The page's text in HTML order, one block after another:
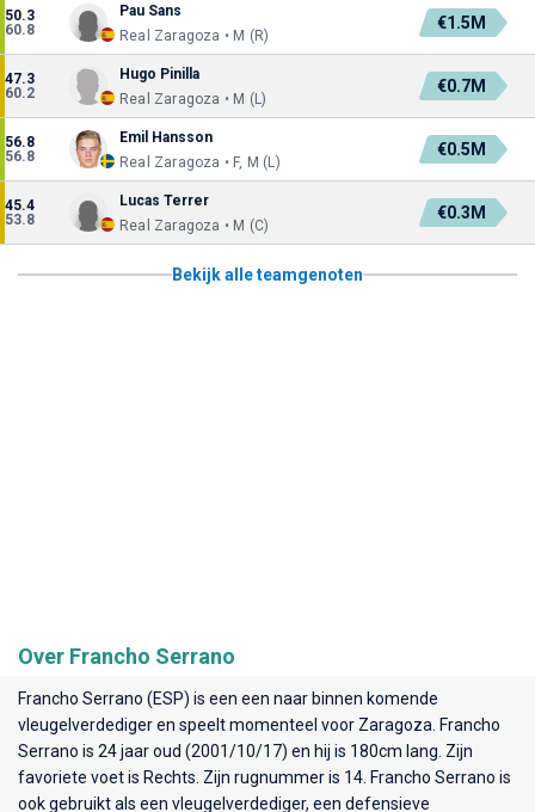
50.3
60.8
Pau Sans
Real Zaragoza • M (R)
€1.5M
47.3
60.2
Hugo Pinilla
Real Zaragoza • M (L)
€0.7M
56.8
56.8
Emil Hansson
Real Zaragoza • F, M (L)
€0.5M
45.4
53.8
Lucas Terrer
Real Zaragoza • M (C)
€0.3M
Bekijk alle teamgenoten
Over Francho Serrano
Francho Serrano (ESP) is een een naar binnen komende
vleugelverdediger en speelt momenteel voor Zaragoza . Francho
Serrano is 24 jaar oud (2001/10/17) en hij is 180cm lang. Zijn
favoriete voet is Rechts. Zijn rugnummer is 14. Francho Serrano is
ook gebruikt als een vleugelverdediger, een defensieve